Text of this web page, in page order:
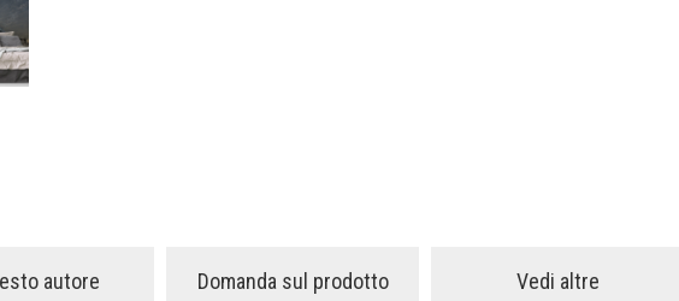
autore Domanda sul prodotto Vedi altre